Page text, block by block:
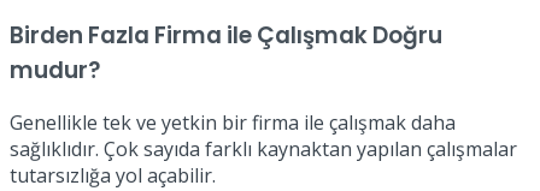
Birden Fazla Firma ile Çalışmak Doğru
mudur?
Genellikle tek ve yetkin bir firma ile çalışmak daha
sağlıklıdır. Çok sayıda farklı kaynaktan yapılan çalışmalar
tutarsızlığa yol açabilir.